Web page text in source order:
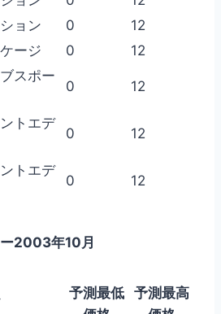
ョン
0
12
ージ
0
12
スポー
0 12
トエデ
0 12
トエデ
0 12
2003年10月
予測最低 予測最高